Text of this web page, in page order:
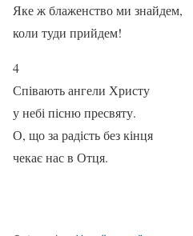
Яке ж блаженство ми знайдем,
коли туди прийдем!
4
Співають ангели Христу
у небі пісню пресвяту.
О, що за радість без кінця
чекає нас в Отця.